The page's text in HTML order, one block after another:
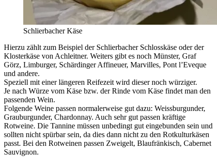
Schlierbacher Käse
Hierzu zählt zum Beispiel der Schlierbacher Schlosskäse oder der
Klosterkäse von Achleitner. Weiters gibt es noch Münster, Graf
Görz, Limburger, Schärdinger Affineuer, Marvilles, Pont l’Eveque
und andere.
Speziell mit einer längeren Reifezeit wird dieser noch würziger.
Je nach Würze vom Käse bzw. der Rinde vom Käse findet man den
passenden Wein.
Folgende Weine passen normalerweise gut dazu: Weissburgunder,
Grauburgunder, Chardonnay. Auch sehr gut passen kräftige
Rotweine. Die Tannine müssen unbedingt gut eingebunden sein und
sollten nicht spürbar sein, da dies dann nicht zu den Rotkulturkäsen
passt. Bei den Rotweinen passen Zweigelt, Blaufränkisch, Cabernet
Sauvignon.